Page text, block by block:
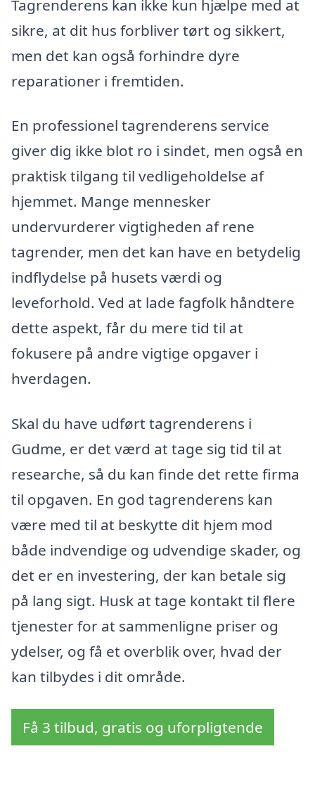
Tagrenderens kan ikke kun hjælpe med at
sikre, at dit hus forbliver tørt og sikkert,
men det kan også forhindre dyre
reparationer i fremtiden.
En professionel tagrenderens service
giver dig ikke blot ro i sindet, men også en
praktisk tilgang til vedligeholdelse af
hjemmet. Mange mennesker
undervurderer vigtigheden af rene
tagrender, men det kan have en betydelig
indflydelse på husets værdi og
leveforhold. Ved at lade fagfolk håndtere
dette aspekt, får du mere tid til at
fokusere på andre vigtige opgaver i
hverdagen.
Skal du have udført tagrenderens i
Gudme, er det værd at tage sig tid til at
researche, så du kan finde det rette firma
til opgaven. En god tagrenderens kan
være med til at beskytte dit hjem mod
både indvendige og udvendige skader, og
det er en investering, der kan betale sig
på lang sigt. Husk at tage kontakt til flere
tjenester for at sammenligne priser og
ydelser, og få et overblik over, hvad der
kan tilbydes i dit område.
Få 3 tilbud, gratis og uforpligtende